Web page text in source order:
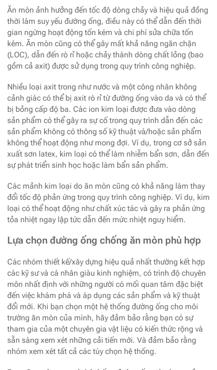
Ăn mòn ảnh hưởng đến tốc độ dòng chảy và hiệu quả đồng
thời làm suy yếu đường ống, điều này có thể dẫn đến thời
gian ngừng hoạt động tốn kém và chi phí sửa chữa tốn
kém. Ăn mòn cũng có thể gây mất khả năng ngăn chặn
(LOC), dẫn đến rò rỉ hoặc chảy thành dòng chất lỏng (bao
gồm cả axit) được sử dụng trong quy trình công nghiệp.
Nhiều loại axit trong như nước và một công nhân không
cảnh giác có thể bị axit rò rỉ từ đường ống vào da và có thể
bị bỏng cấp độ ba. Các ion kim loại được đưa vào dòng
sản phẩm có thể gây ra sự cố trong quy trình dẫn đến các
sản phẩm không có thông số kỹ thuật và/hoặc sản phẩm
không thể hoạt động như mong đợi. Ví dụ, trong cơ sở sản
xuất sơn latex, kim loại có thể làm nhiễm bẩn sơn, dẫn đến
sự phát triển sinh học hoặc làm bẩn sản phẩm.
Các mảnh kim loại do ăn mòn cũng có khả năng làm thay
đổi tốc độ phản ứng trong quy trình công nghiệp. Ví dụ, kim
loại có thể hoạt động như chất xúc tác và gây ra phản ứng
tỏa nhiệt ngay lập tức dẫn đến mức nhiệt nguy hiểm.
Lựa chọn đường ống chống ăn mòn phù hợp
Các nhóm thiết kế/xây dựng hiệu quả nhất thường kết hợp
các kỹ sư và cá nhân giàu kinh nghiệm, có trình độ chuyên
môn nhất định với những người có mối quan tâm đặc biệt
đến việc khám phá và áp dụng các sản phẩm và kỹ thuật
đổi mới. Khi bạn chọn một hệ thống đường ống cho môi
trường ăn mòn của mình, hãy đảm bảo rằng bạn có sự
tham gia của một chuyên gia vật liệu có kiến ​​thức rộng và
sẵn sàng xem xét những cải tiến mới. Và đảm bảo rằng
nhóm xem xét tất cả các tùy chọn hệ thống.